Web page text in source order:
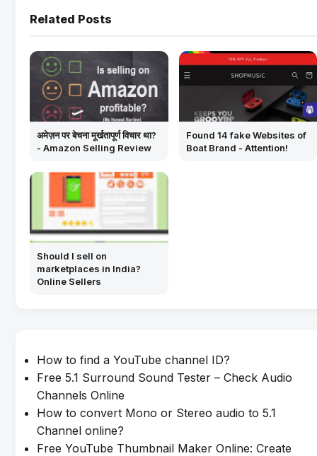
Related Posts
अमेज़न पर बेचना मूर्खतापूर्ण विचार था?
- Amazon Selling Review
Found 14 fake Websites of
Boat Brand - Attention!
Should I sell on
marketplaces in India?
Online Sellers
How to find a YouTube channel ID?
Free 5.1 Surround Sound Tester – Check Audio
Channels Online
How to convert Mono or Stereo audio to 5.1
Channel online?
Free YouTube Thumbnail Maker Online: Create